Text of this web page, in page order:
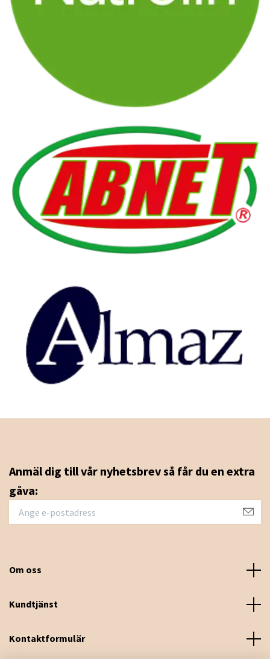
Anmäl dig till vår nyhetsbrev så får du en extra
gåva:
Om oss
Kundtjänst
Kontaktformulär